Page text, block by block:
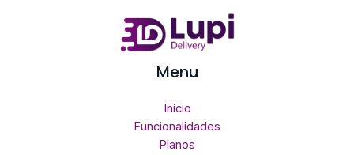
Menu
Início
Funcionalidades
Planos